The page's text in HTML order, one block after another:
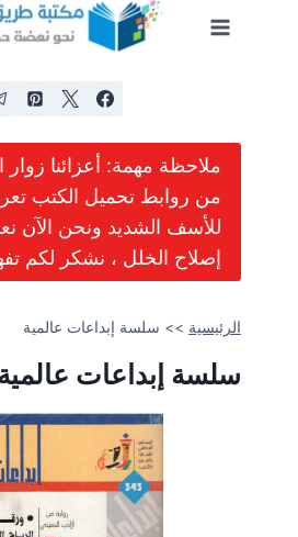
ملاحظة مهمة: أعزائنا زوار
من روابط تحميل الكتب
للأسف الشديد ونحن الآن
إصلاح الخلل ، نشكر لكم
الرئيسية >> سلسة إبداعات عالمية
سلسة إبداعات